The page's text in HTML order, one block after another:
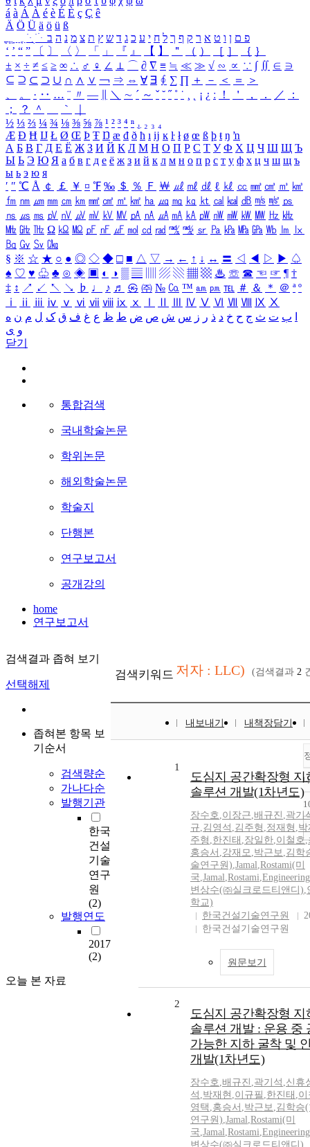
á à Á À é è É È ç Ç ê
Ä Ö Ü ä ö ü ß
ִֶֹ ֻּ ׁׂ פ ם ן ו ט א ר ק ף ך ל ח י ע כ ג ד ש ץ ת צ מ נ ה ב
‘ ’ “ ” 〔 〕 〈 〉 「 」 『 』 【 】 ＂ （ ） ［ ］ ｛ ｝
± × ÷ ≠ ≤ ≥ ∞ ∴ ♂ ♀ ∠ ⊥ ⌒ ∂ ∇ ≡ ≒ ≪ ≫ √ ∽ ∝ ∵ ∫ ∬ ∈ ∋
⊆ ⊇ ⊂ ⊃ ∪ ∩ ∧ ∨ ￢ ⇒ ⇔ ∀ ∃ ∮ ∑ ∏ ＋ － ＜ ＝
＞
、
。 · ‥ … ¨ 〃 ― ＼ ∼ ´ ～ ˇ ˘ ˝ ˚ ˙ ¸ ¡ ¿ ː ！ ＇ ， ． ／
：
；
？ ＾ ｀
½ ⅓ ⅔ ¼ ¾ ⅛ ⅜ ⅝ ⅞ ¹ ² ³ ⁴ ⁿ ₁ ₂ ₃ ₄
Æ Ð Ħ Ĳ Ł Ø Œ Þ Ŧ Ŋ æ đ ð ħ ı ĳ ĸ ŀ ł ø œ ß þ ŧ ŋ ŉ
А Б В Г Д Е Ё Ж З И Й К Л М Н О П Р С Т У Ф Х Ц Ч Ш Щ Ъ
Ы Ь Э Ю Я а б в г д е ё ж з и й к л м н о п р с т у ф х ц ч ш щ ъ
ы ь э ю я
′ ″ ℃ Å ￠ ￡ ￥ ¤ ℉ ‰ ＄ ％ Ｆ ￦ ㎕ ㎖ ㎗ ℓ ㎘ ㏄ ㎣ ㎤ ㎥ ㎦
㎙ ㎚ ㎛ ㎜ ㎝ ㎞ ㎟ ㎠ ㎡ ㎢ ㏊ ㎍ ㎎ ㎏ ㏏ ㎈ ㎉ ㏈ ㎧ ㎨ ㎰
㎱ ㎲ ㎳ ㎴ ㎵ ㎶ ㎷ ㎸ ㎹ ㎀ ㎁ ㎂ ㎃ ㎄ ㎺ ㎻ ㎽ ㎾ ㎿ ㎐ ㎑
㎒ ㎓ ㎔ Ω ㏀ ㏁ ㎊ ㎋ ㎌ ㏖ ㏅ ㎭ ㎮ ㎯ ㏛ ㎩ ㎪ ㎫ ㎬ ㏝ ㏐
㏓
㏃ ㏉ ㏜ ㏆
§ ※ ☆ ★ ○ ● ◎ ◇ ◆ □ ■ △ ▽ → ← ↑ ↓ ↔ 〓 ◁ ◀ ▷ ▶ ♤
♠ ♡ ♥ ♧ ♣ ⊙ ◈ ▣ ◐ ◑ ▒ ▤ ▨ ▧ ▦ ▩ ♨ ☏ ☎ ☜ ☞ ¶ †
‡ ↕ ↗ ↙ ↖ ↘ ♭ ♩ ♪ ♬ ㉿ ㈜ № ㏇ ™ ㏂ ㏘ ℡ ＃ ＆ ＊ ＠ ª º
ⅰ
ⅱ ⅲ ⅳ ⅴ ⅵ ⅶ ⅷ ⅸ ⅹ Ⅳ Ⅴ Ⅵ Ⅶ Ⅷ Ⅸ Ⅹ
ب ت ث ج ح خ د ذ ر ز س ش ص ض ط ظ ع غ ف ق ک ل م ن ه
و ی
닫기
통합검색
국내학술논문
학위논문
해외학술논문
학술지
단행본
연구보고서
공개강의
home
연구보고서
검색결과 좁혀 보기
선택해제
좁혀본 항목 보
기순서
검색량순
가나다순
발행기관
한국
건설
기술
연구
원
(2)
발행연도
2017
(2)
오늘 본 자료
검색키워드 저자 : LLC) (검색결과 2
내보내기 내책장담기
1
도심지 공간확장형 지
솔루션 개발(1차년도)
장수호,이장근,배규진 ,곽기
규,김영석 ,김주형 ,정재형 ,
주형 ,한진태 ,장일한,이철호,
홍승서 ,강재모,박근보,김학
술연구원),Jamal,Rostami(미
국,Jamal,Rostami,Engineering
변상수(㈜실크로드티앤디),
학교)
한국건설기술연구원
한국건설기술연구원
원문보기
2
도심지 공간확장형 지
솔루션 개발 : 운용 중
가능한 지하 굴착 및
개발(1차년도)
장수호,배규진 ,곽기석 ,신휴
석 ,박재현 ,이규필 ,한진태 ,
영택 ,홍승서 ,박근보,김학승
연구원),Jamal,Rostami(미
국,Jamal,Rostami,Engineering
변상수(㈜실크로드티앤디)